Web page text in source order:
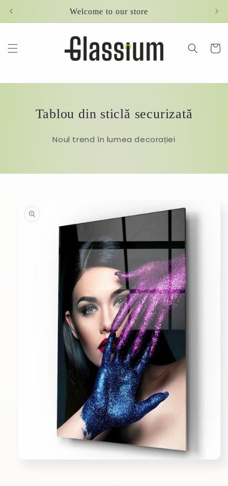
Welcome to our store
Cart
Tablou din sticlă securizată
Noul trend în lumea decorației
product
information